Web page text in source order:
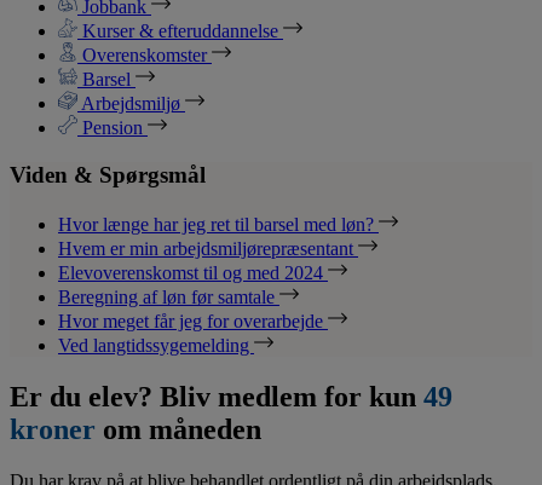
Jobbank
Kurser & efteruddannelse
Overenskomster
Barsel
Arbejdsmiljø
Pension
Viden & Spørgsmål
Hvor længe har jeg ret til barsel med løn?
Hvem er min arbejdsmiljørepræsentant
Elevoverenskomst til og med 2024
Beregning af løn før samtale
Hvor meget får jeg for overarbejde
Ved langtidssygemelding
Er du elev? Bliv medlem for kun 49
kroner om måneden
Du har krav på at blive behandlet ordentligt på din arbejdsplads,